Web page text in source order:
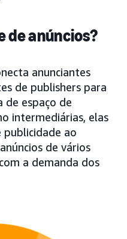
de anúncios?
anunciantes
de publishers para
de espaço de
intermediárias, elas
publicidade ao
de vários
a demanda dos